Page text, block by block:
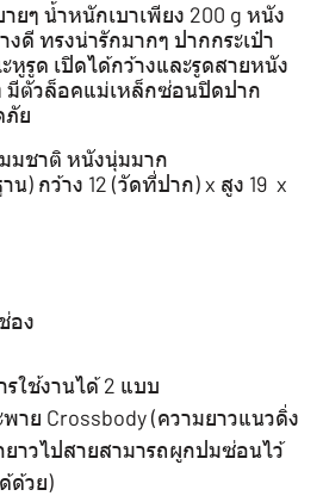
ยๆ น้ำหนักเบาเพียง 200 g หนัง
ดี ทรงน่ารักมากๆ ปากกระเป๋า
รูด เปิดได้กว้างและรูดสายหนัง
มีตัวล็อคแม่เหล็กซ่อนปิดปาก
ภัย
มชาติ หนังนุ่มมาก
น) กว้าง 12 (วัดที่ปาก) x สูง 19 x
อง
ใช้งานได้ 2 แบบ
พาย Crossbody (ความยาวแนวดิ่ง
ยาวไปสายสามารถผูกปมซ่อนไว้
ด้วย)